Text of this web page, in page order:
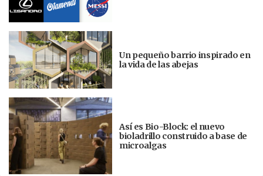
Un pequeño barrio inspirado en
la vida de las abejas
Así es Bio-Block: el nuevo
bioladrillo construido a base de
microalgas